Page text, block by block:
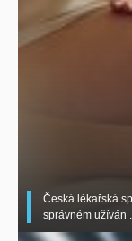
Česká lékařská
správném užíván